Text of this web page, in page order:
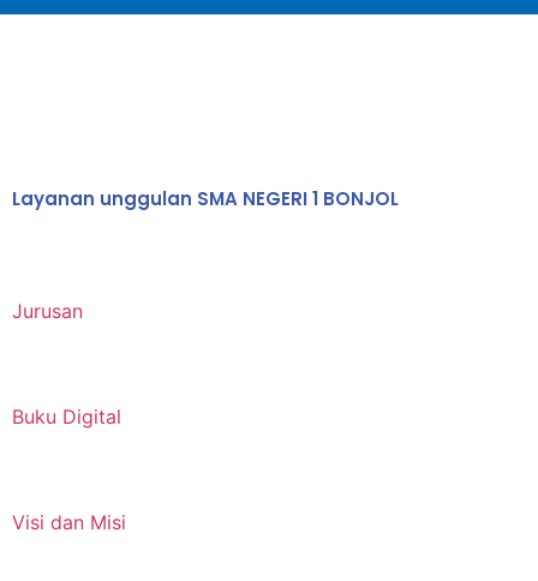
Layanan unggulan SMA NEGERI 1 BONJOL
Jurusan
Buku Digital
Visi dan Misi